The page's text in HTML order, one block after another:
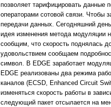
позволяет тарифицировать данные
операторами сотовой связи. Чтобы
передачи данных. Сегодняшний
идея изменения метода модуляции
сообщим, что скорость поднялась
удовольствием сообщаем
символ. В EDGE заработает
EDGE реализованы два режима
каналов (ECSD, Enhanced Circuit
изменяться скорость работы в
следующий пакет отсылается на